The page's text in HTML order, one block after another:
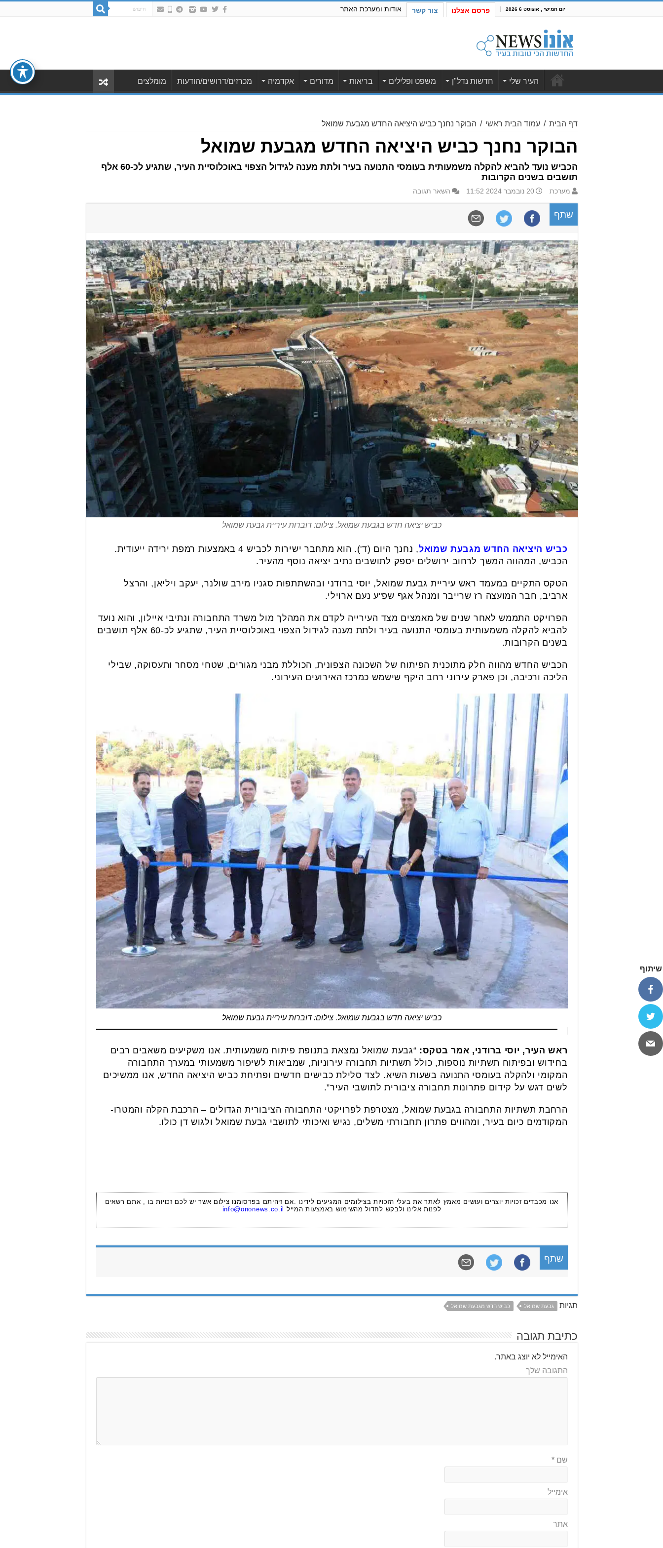
יום חמישי , אוגוסט 6 2026 פרסם אצלנו צור קשר אודות ומערכת האתר
העיר שלי חדשות נדל"ן משפט ופלילים בריאות מדורים אקדמיה מכרזים/דרושים/הודעות מומלצים
דף הבית / עמוד הבית ראשי / הבוקר נחנך כביש היציאה החדש מגבעת שמואל
הבוקר נחנך כביש היציאה החדש מגבעת שמואל
הכביש נועד להביא להקלה משמעותית בעומסי התנועה בעיר ולתת מענה לגידול הצפוי באוכלוסיית העיר, שתגיע לכ-60 אלף
תושבים בשנים הקרובות
מערכת 20 נובמבר 2024 11:52 השאר תגובה
שתף
כביש יציאה חדש בגבעת שמואל. צילום: דוברות עיריית גבעת שמואל
כביש היציאה החדש מגבעת שמואל
, נחנך היום (ד'). הוא מתחבר ישירות לכביש 4 באמצעות רמפת ירידה ייעודית.
הכביש, המהווה המשך לרחוב ירושלים יספק לתושבים נתיב יציאה נוסף מהעיר.
הטקס התקיים במעמד ראש עיריית גבעת שמואל, יוסי ברודני ובהשתתפות סגניו מירב שולנר, יעקב ויליאן, והרצל
ארביב, חבר המועצה רז שרייבר ומנהל אגף שפ"ע נעם ארוילי.
הפרויקט התממש לאחר שנים של מאמצים מצד העירייה לקדם את המהלך מול משרד התחבורה ונתיבי איילון, והוא נועד
להביא להקלה משמעותית בעומסי התנועה בעיר ולתת מענה לגידול הצפוי באוכלוסיית העיר, שתגיע לכ-60 אלף תושבים
בשנים הקרובות.
הכביש החדש מהווה חלק מתוכנית הפיתוח של השכונה הצפונית, הכוללת מבני מגורים, שטחי מסחר ותעסוקה, שבילי
הליכה ורכיבה, וכן פארק עירוני רחב היקף שישמש כמרכז האירועים העירוני.
כביש יציאה חדש בגבעת שמואל. צילום: דוברות עיריית גבעת שמואל
ראש העיר, יוסי ברודני, אמר בטקס: “גבעת שמואל נמצאת בתנופת פיתוח משמעותית. אנו משקיעים משאבים רבים
בחידוש ובפיתוח תשתיות נוספות, כולל תשתיות תחבורה עירוניות, שמביאות לשיפור משמעותי במערך התחבורה
המקומי ולהקלה בעומסי התנועה בשעות השיא. לצד סלילת כבישים חדשים ופתיחת כביש היציאה החדש, אנו ממשיכים
לשים דגש על קידום פתרונות תחבורה ציבורית לתושבי העיר”.
הרחבת תשתיות התחבורה בגבעת שמואל, מצטרפת לפרויקטי התחבורה הציבורית הגדולים – הרכבת הקלה והמטרו-
המקודמים כיום בעיר, ומהווים פתרון תחבורתי משלים, נגיש ואיכותי לתושבי גבעת שמואל ולגוש דן כולו.
אנו מכבדים זכויות יוצרים ועושים מאמץ לאתר את בעלי הזכויות בצילומים המגיעים לידינו .אם זיהיתם בפרסומנו צילום אשר יש לכם זכויות בו , אתם רשאים
לפנות אלינו ולבקש לחדול מהשימוש באמצעות המייל info@ononews.co.il
שתף
תגיות גבעת שמואל כביש חדש מגבעת שמואל
כתיבת תגובה
האימייל לא יוצג באתר.
התגובה שלך
שם*
אימייל
אתר
שיתוף